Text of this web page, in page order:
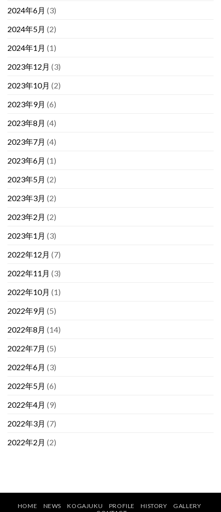
2024年6月 (3)
2024年5月 (2)
2024年1月 (1)
2023年12月 (3)
2023年10月 (2)
2023年9月 (6)
2023年8月 (4)
2023年7月 (4)
2023年6月 (1)
2023年5月 (2)
2023年3月 (2)
2023年2月 (2)
2023年1月 (3)
2022年12月 (7)
2022年11月 (3)
2022年10月 (1)
2022年9月 (5)
2022年8月 (14)
2022年7月 (5)
2022年6月 (3)
2022年5月 (6)
2022年4月 (9)
2022年3月 (7)
2022年2月 (2)
HOME NEWS KOGAJUKU PROFILE HISTORY
GALLERY